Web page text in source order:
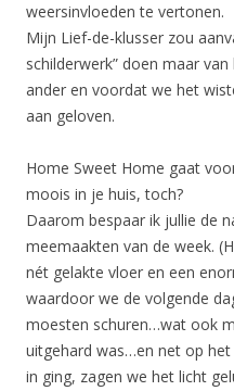
weersinvloeden te vertonen.
Mijn Lief-de-klusser zou
schilderwerk” doen maar
ander en voordat we het
aan geloven.
Home Sweet Home gaat
moois in je huis, toch?
Daarom bespaar ik jullie de
meemaakten van de week.
nét gelakte vloer en een
waardoor we de volgende
moesten schuren…wat ook
uitgehard was…en net op
in ging, zagen we het licht